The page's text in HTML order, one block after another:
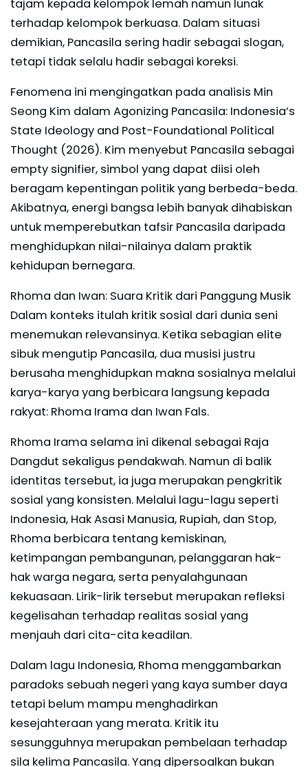
tajam kepada kelompok lemah namun lunak
terhadap kelompok berkuasa. Dalam situasi
demikian, Pancasila sering hadir sebagai slogan,
tetapi tidak selalu hadir sebagai koreksi.
Fenomena ini mengingatkan pada analisis Min
Seong Kim dalam Agonizing Pancasila: Indonesia’s
State Ideology and Post-Foundational Political
Thought (2026). Kim menyebut Pancasila sebagai
empty signifier, simbol yang dapat diisi oleh
beragam kepentingan politik yang berbeda-beda.
Akibatnya, energi bangsa lebih banyak dihabiskan
untuk memperebutkan tafsir Pancasila daripada
menghidupkan nilai-nilainya dalam praktik
kehidupan bernegara.
Rhoma dan Iwan: Suara Kritik dari Panggung Musik
Dalam konteks itulah kritik sosial dari dunia seni
menemukan relevansinya. Ketika sebagian elite
sibuk mengutip Pancasila, dua musisi justru
berusaha menghidupkan makna sosialnya melalui
karya-karya yang berbicara langsung kepada
rakyat: Rhoma Irama dan Iwan Fals.
Rhoma Irama selama ini dikenal sebagai Raja
Dangdut sekaligus pendakwah. Namun di balik
identitas tersebut, ia juga merupakan pengkritik
sosial yang konsisten. Melalui lagu-lagu seperti
Indonesia, Hak Asasi Manusia, Rupiah, dan Stop,
Rhoma berbicara tentang kemiskinan,
ketimpangan pembangunan, pelanggaran hak-
hak warga negara, serta penyalahgunaan
kekuasaan. Lirik-lirik tersebut merupakan refleksi
kegelisahan terhadap realitas sosial yang
menjauh dari cita-cita keadilan.
Dalam lagu Indonesia, Rhoma menggambarkan
paradoks sebuah negeri yang kaya sumber daya
tetapi belum mampu menghadirkan
kesejahteraan yang merata. Kritik itu
sesungguhnya merupakan pembelaan terhadap
sila kelima Pancasila. Yang dipersoalkan bukan